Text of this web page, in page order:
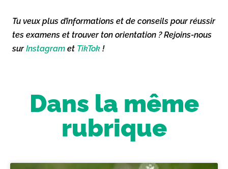
Tu veux plus d’informations et de conseils pour réussir
tes examens et trouver ton orientation ? Rejoins-nous
surInstagram et TikTok !
Dans la même
rubrique